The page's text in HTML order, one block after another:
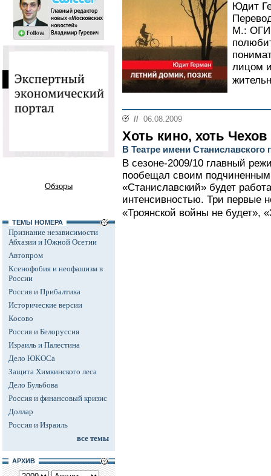
Обзоры
ТЕМЫ НОМЕРА
Признание независимости
Абхазии и Южной Осетии
Автопром
Ксенофобия и неофашизм в
России
Россия и Прибалтика
Исторические версии
Косово
Россия и Белоруссия
Израиль и Палестина
Дело ЮКОСа
Защита Химкинского леса
Дело Бульбова
Россия и финансовый кризис
Доллар
Россия и Израиль
все темы
АРХИВ
Юдит
М.:
лицом
// 06.08.2009
Хоть кино, хоть Чехов
В Театре имени
В сезоне-2009/10 главный
пообещал своим
«Станиславский» будет
интенсивностью. Три первые
«Троянской войны не будет»,